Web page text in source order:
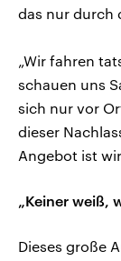
das nur durch
„Wir fahren
schauen uns
sich nur vor
dieser
Angebot ist
„Keiner weiß,
Dieses große